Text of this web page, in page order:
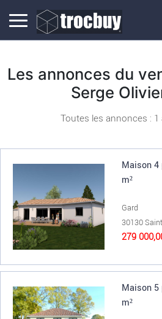
Les annonces du
Serge
Toutes les annonces : 1
Maison 4
m²
Gard
30130
279
Maison 5
m²